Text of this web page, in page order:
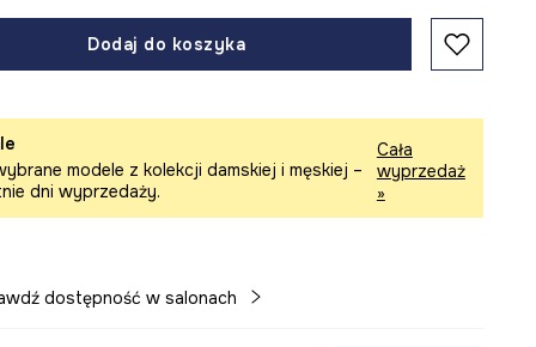
Dodaj do koszyka
modele z kolekcji damskiej i męskiej –
dni wyprzedaży.
Cała
wyprzedaż
»
dostępność w salonach